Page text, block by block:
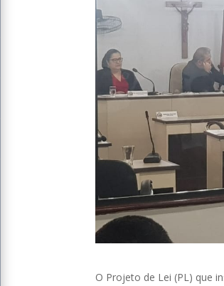
O Projeto de Lei (PL) que